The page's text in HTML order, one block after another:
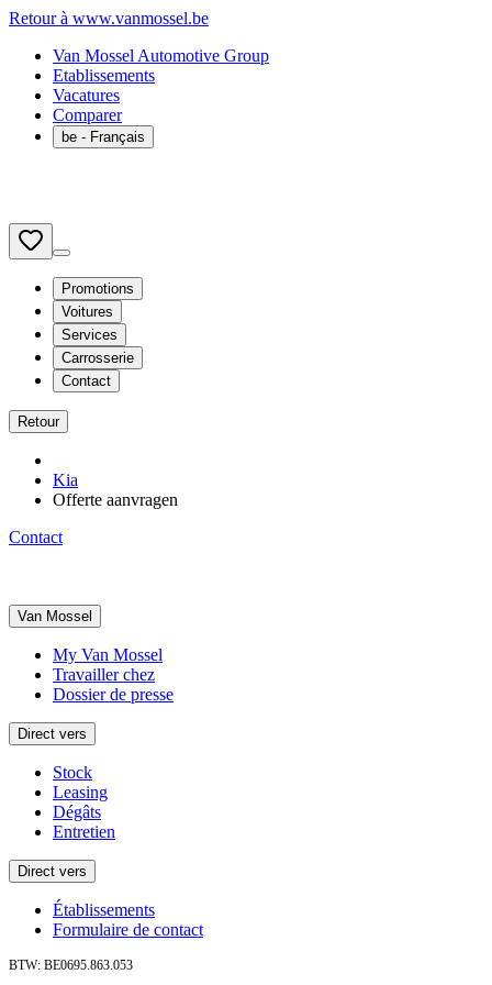
Retour à www.vanmossel.be
Van Mossel Automotive Group
Etablissements
Vacatures
Comparer
be - Français
Promotions
Voitures
Services
Carrosserie
Contact
Retour
Kia
Offerte aanvragen
Contact
Van Mossel
My Van Mossel
Travailler chez
Dossier de presse
Direct vers
Stock
Leasing
Dégâts
Entretien
Direct vers
Établissements
Formulaire de contact
BTW: BE0695.863.053